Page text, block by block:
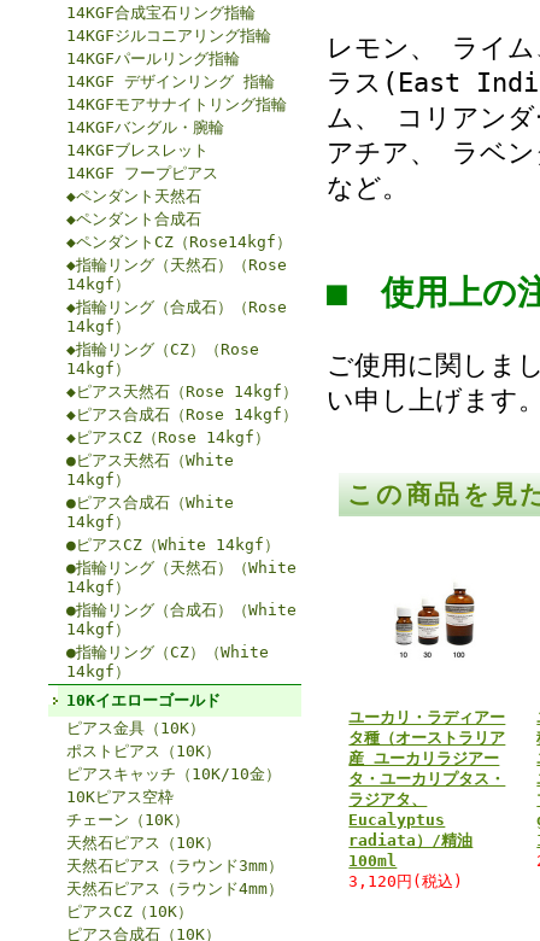
14KGF合成宝石リング指輪
14KGFジルコニアリング指輪
14KGFパールリング指輪
14KGF デザインリング 指輪
14KGFモアサナイトリング指輪
14KGFバングル・腕輪
14KGFブレスレット
14KGF フープピアス
◆ペンダント天然石
◆ペンダント合成石
◆ペンダントCZ（Rose14kgf）
◆指輪リング（天然石）（Rose
14kgf）
◆指輪リング（合成石）（Rose
14kgf）
◆指輪リング（CZ）（Rose
14kgf）
◆ピアス天然石（Rose 14kgf）
◆ピアス合成石（Rose 14kgf）
◆ピアスCZ（Rose 14kgf）
●ピアス天然石（White
14kgf）
●ピアス合成石（White
14kgf）
●ピアスCZ（White 14kgf）
●指輪リング（天然石）（White
14kgf）
●指輪リング（合成石）（White
14kgf）
●指輪リング（CZ）（White
14kgf）
10Kイエローゴールド
ピアス金具（10K）
ポストピアス（10K）
ピアスキャッチ（10K/10金）
10Kピアス空枠
チェーン（10K）
天然石ピアス（10K）
天然石ピアス（ラウンド3mm）
天然石ピアス（ラウンド4mm）
ピアスCZ（10K）
ピアス合成石（10K）
レモン、 ライ
ラス(East
ム、 コリアン
アチア、 ラベ
など。
■ 使用上
ご使用に関しま
い申し上げます
この商品を見
ユーカリ・ラディアー
タ種（オーストラリア
産 ユーカリラジアー
タ・ユーカリプタス・
ラジアタ、
Eucalyptus
radiata）/精油
100ml
3,120円(税込)